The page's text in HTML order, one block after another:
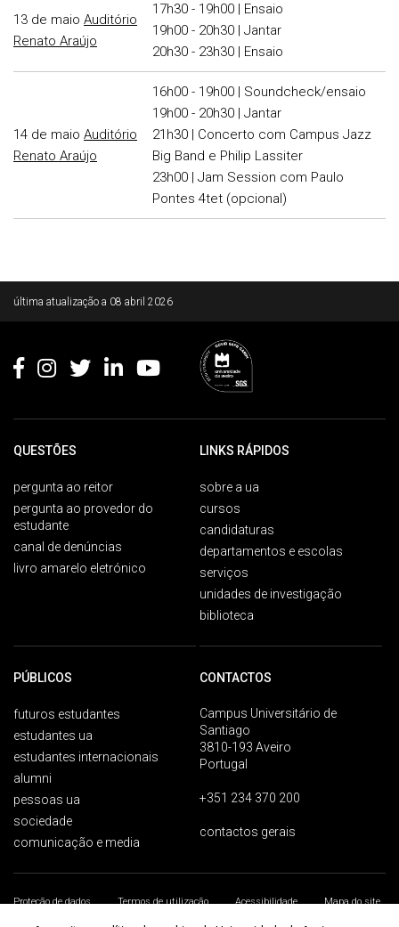
13 de maio Auditório
Renato Araújo
17h30 - 19h00 | Ensaio
19h00 - 20h30 | Jantar
20h30 - 23h30 | Ensaio
14 de maio Auditório
Renato Araújo
16h00 - 19h00 | Soundcheck/ensaio
19h00 - 20h30 | Jantar
21h30 | Concerto com Campus Jazz
Big Band e Philip Lassiter
23h00 | Jam Session com Paulo
Pontes 4tet (opcional)
última atualização a 08 abril 2026
QUESTÕES
pergunta ao reitor
pergunta ao provedor do
estudante
canal de denúncias
livro amarelo eletrónico
LINKS RÁPIDOS
sobre a ua
cursos
candidaturas
departamentos e escolas
serviços
unidades de investigação
biblioteca
PÚBLICOS
futuros estudantes
estudantes ua
estudantes internacionais
alumni
pessoas ua
sociedade
comunicação e media
CONTACTOS
Campus Universitário de
Santiago
3810-193 Aveiro
Portugal
+351 234 370 200
contactos gerais
Proteção de dados Termos de utilização Acessibilidade
Mapa do site
Universidade de Aveiro 2026